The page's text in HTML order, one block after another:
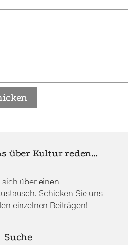
über Kultur reden…
sich über einen
Schicken Sie uns
einzelnen Beiträgen!
Suche